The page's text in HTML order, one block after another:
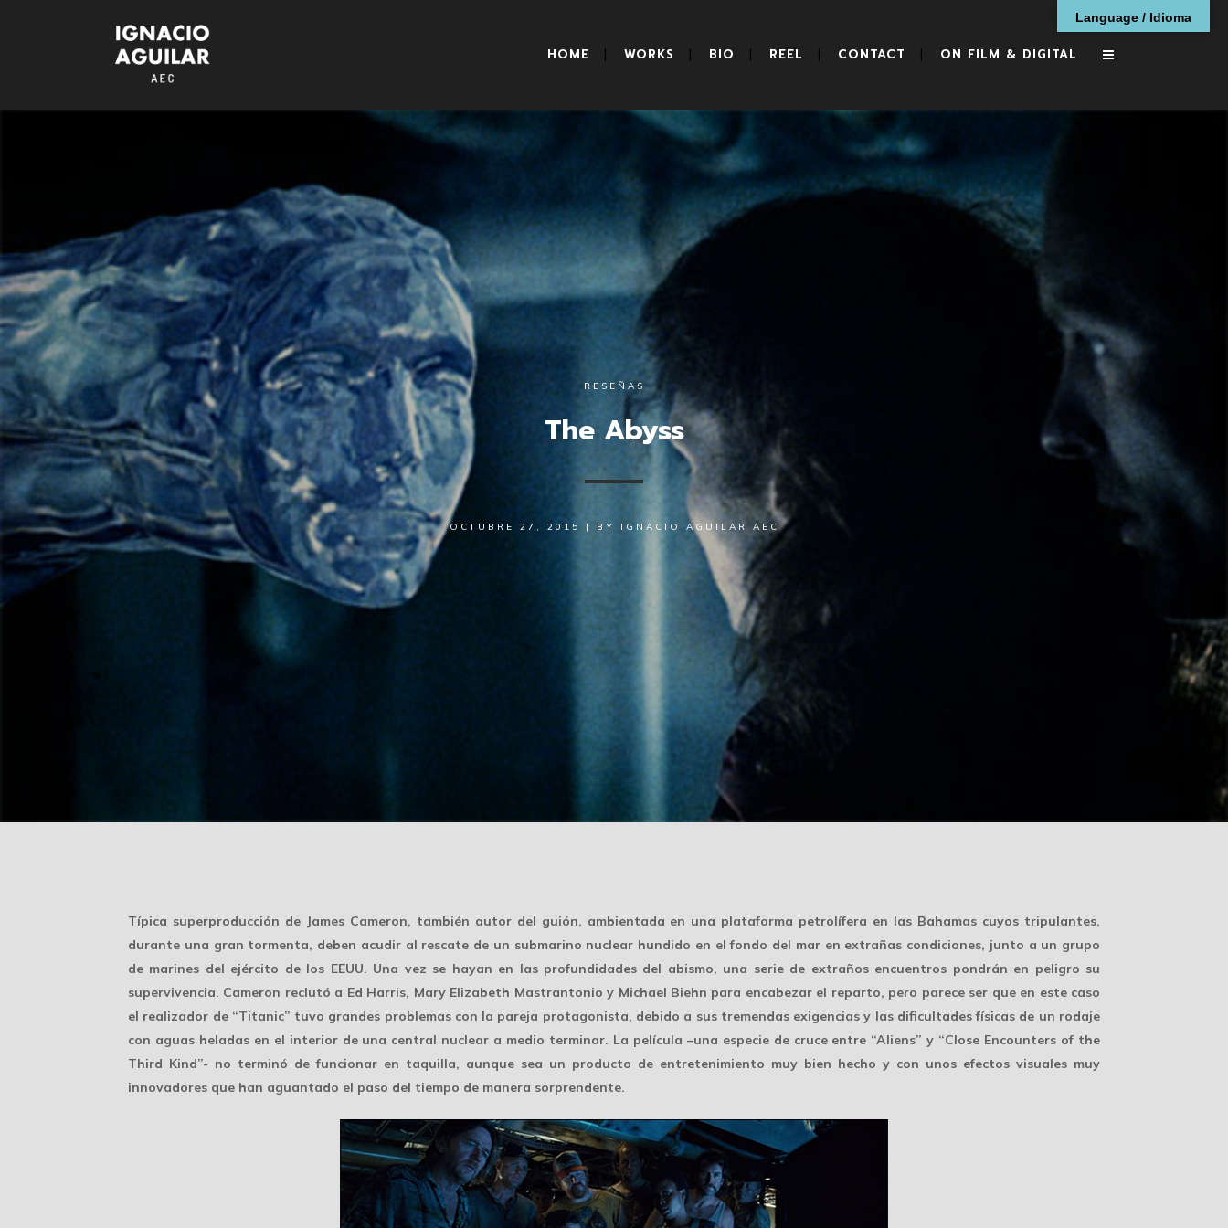
HOME WORKS BIO REEL CONTACT ON FILM & DIGITAL
RESEÑAS
The Abyss
OCTUBRE 27, 2015 | BY IGNACIO AGUILAR AEC
Típica superproducción de James Cameron, también autor del guión, ambientada en una plataforma petrolífera en las Bahamas cuyos tripulantes,
durante una gran tormenta, deben acudir al rescate de un submarino nuclear hundido en el fondo del mar en extrañas condiciones, junto a un grupo
de marines del ejército de los EEUU. Una vez se hayan en las profundidades del abismo, una serie de extraños encuentros pondrán en peligro su
supervivencia. Cameron reclutó a Ed Harris, Mary Elizabeth Mastrantonio y Michael Biehn para encabezar el reparto, pero parece ser que en este caso
el realizador de “Titanic” tuvo grandes problemas con la pareja protagonista, debido a sus tremendas exigencias y las dificultades físicas de un rodaje
con aguas heladas en el interior de una central nuclear a medio terminar. La película –una especie de cruce entre “Aliens” y “Close Encounters of the
Third Kind”- no terminó de funcionar en taquilla, aunque sea un producto de entretenimiento muy bien hecho y con unos efectos visuales muy
innovadores que han aguantado el paso del tiempo de manera sorprendente.
Language / Idioma